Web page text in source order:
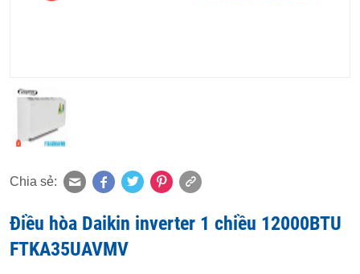
Chia sẻ:
Điều hòa Daikin inverter 1 chiều 12000BTU
FTKA35UAVMV